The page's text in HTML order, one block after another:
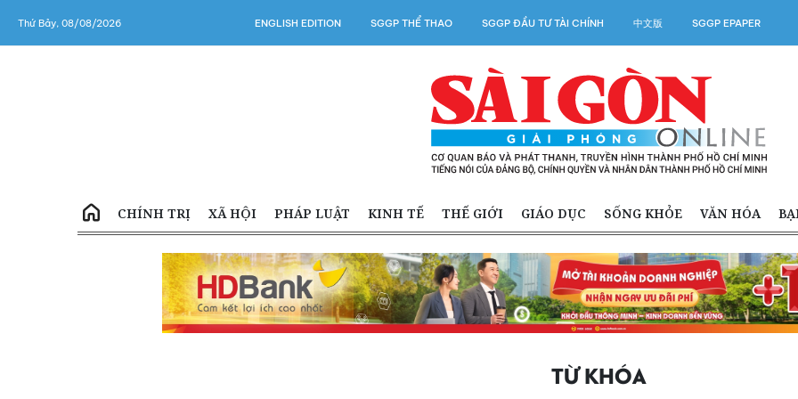
Thứ Bảy, 08/08/2026 ENGLISH EDITION SGGP THỂ THAO SGGP ĐẦU TƯ TÀI CHÍNH 中文版 SGGP EPAPER
CHÍNH TRỊ XÃ HỘI PHÁP LUẬT KINH TẾ THẾ GIỚI GIÁO DỤC SỐNG KHỎE VĂN HÓA
TỪ KHÓA